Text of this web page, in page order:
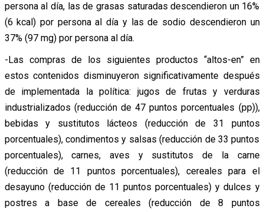
persona al día, las de grasas saturadas descendieron un 16%
(6 kcal) por persona al día y las de sodio descendieron un
37% (97 mg) por persona al día.
-Las compras de los siguientes productos “altos-en” en
estos contenidos disminuyeron significativamente después
de implementada la política: jugos de frutas y verduras
industrializados (reducción de 47 puntos porcentuales (pp)),
bebidas y sustitutos lácteos (reducción de 31 puntos
porcentuales), condimentos y salsas (reducción de 33 puntos
porcentuales), carnes, aves y sustitutos de la carne
(reducción de 11 puntos porcentuales), cereales para el
desayuno (reducción de 11 puntos porcentuales) y dulces y
postres a base de cereales (reducción de 8 puntos